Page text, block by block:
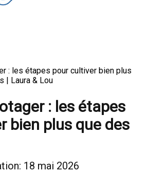
: les étapes pour cultiver bien plus
| Laura & Lou
: les étapes
bien plus que des
18 mai 2026